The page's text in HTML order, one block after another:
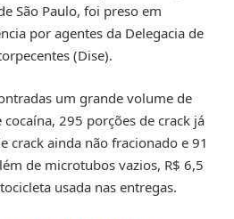
São Paulo, foi preso em
por agentes da Delegacia de
(Dise).
um grande volume de
295 porções de crack já
crack ainda não fracionado e 91
de microtubos vazios, R$ 6,5
usada nas entregas.